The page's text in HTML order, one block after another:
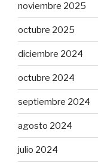
noviembre 2025
octubre 2025
diciembre 2024
octubre 2024
septiembre 2024
agosto 2024
julio 2024